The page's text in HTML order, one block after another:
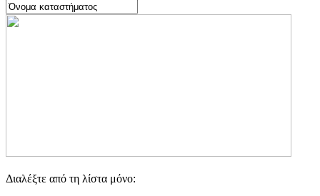
Διαλέξτε από τη λίστα μόνο: